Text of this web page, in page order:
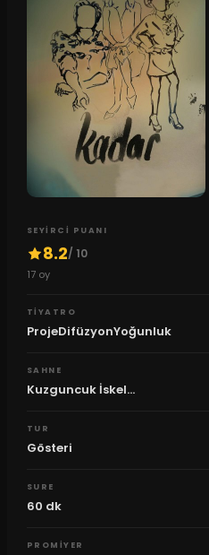
SEYIRCI PUANI
8.2/ 10
17oy
TIYATRO
ProjeDifüzyonYoğunluk
SAHNE
Kuzguncuk İskel...
TUR
Gösteri
SURE
60 dk
PROMIYER